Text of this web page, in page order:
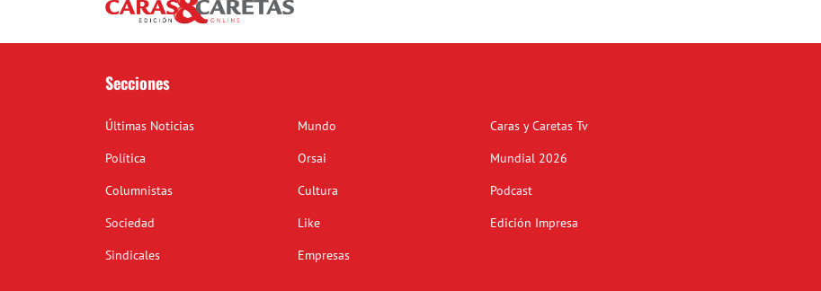
Secciones
Últimas Noticias
Política
Columnistas
Sociedad
Sindicales
Mundo
Orsai
Cultura
Like
Empresas
Caras y Caretas Tv
Mundial 2026
Podcast
Edición Impresa